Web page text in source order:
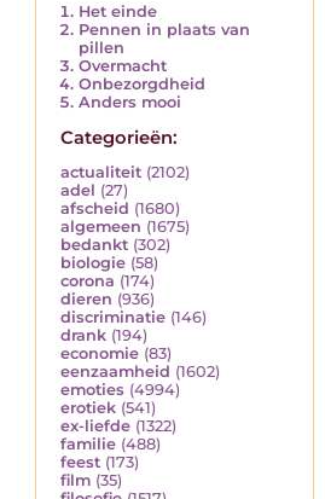
Het einde
Pennen in plaats van
pillen
Overmacht
Onbezorgdheid
Anders mooi
Categorieën:
actualiteit (2102)
adel (27)
afscheid (1680)
algemeen (1675)
bedankt (302)
biologie (58)
corona (174)
dieren (936)
discriminatie (146)
drank (194)
economie (83)
eenzaamheid (1602)
emoties (4994)
erotiek (541)
ex-liefde (1322)
familie (488)
feest (173)
film (35)